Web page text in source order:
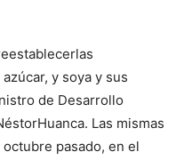
y soya y sus
de Desarrollo
Las mismas
pasado, en el